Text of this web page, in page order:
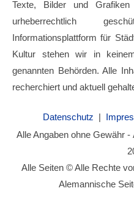
Texte, Bilder und
urheberrechtlich
Informationsplattform für
Kultur stehen wir in
genannten Behörden. Alle
recherchiert und aktuell
Datenschutz |
Alle Angaben ohne Gewähr
Alle Seiten © Alle Rechte
Alemannische